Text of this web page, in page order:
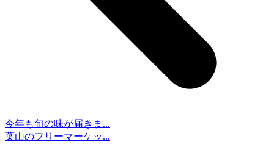
今年も旬の味が届きま...
葉山のフリーマーケッ...